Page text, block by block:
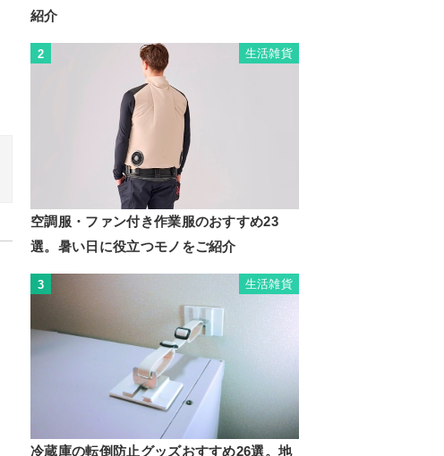
紹介
2 生活雑貨
空調服・ファン付き作業服のおすすめ23
選。暑い日に役立つモノをご紹介
3 生活雑貨
冷蔵庫の転倒防止グッズおすすめ26選。地